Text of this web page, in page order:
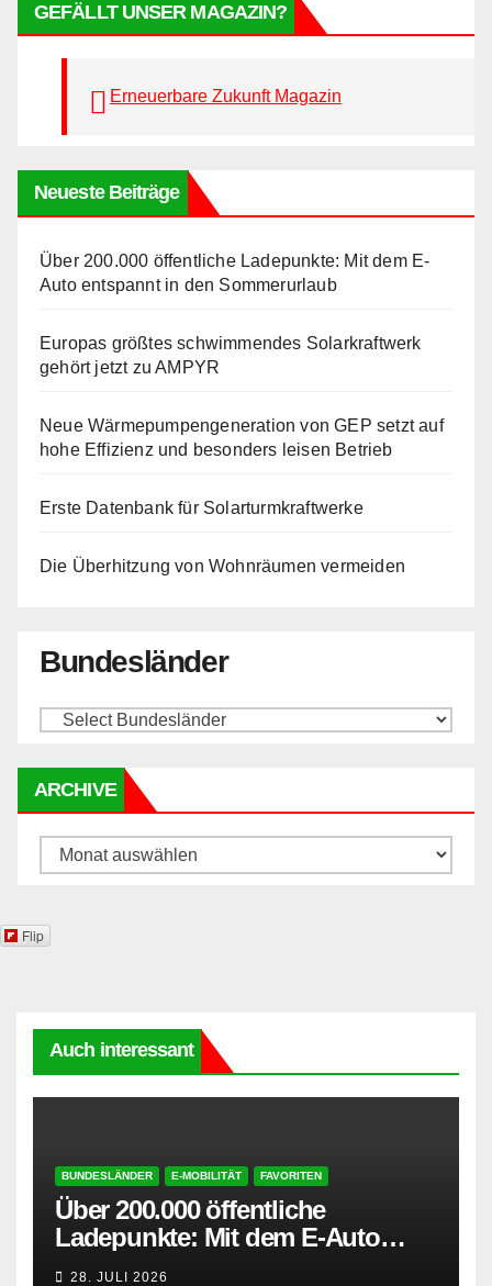
GEFÄLLT UNSER MAGAZIN?
Erneuerbare Zukunft Magazin
Neueste Beiträge
Über 200.000 öffentliche Ladepunkte: Mit dem E-
Auto entspannt in den Sommerurlaub
Europas größtes schwimmendes Solarkraftwerk
gehört jetzt zu AMPYR
Neue Wärmepumpengeneration von GEP setzt auf
hohe Effizienz und besonders leisen Betrieb
Erste Datenbank für Solarturmkraftwerke
Die Überhitzung von Wohnräumen vermeiden
Bundesländer
ARCHIVE
Archive
Flip
Auch interessant
BUNDESLÄNDER E-MOBILITÄT FAVORITEN
Über 200.000 öffentliche
Ladepunkte: Mit dem E-Auto
entspannt in den Sommerurlaub
28. JULI 2026